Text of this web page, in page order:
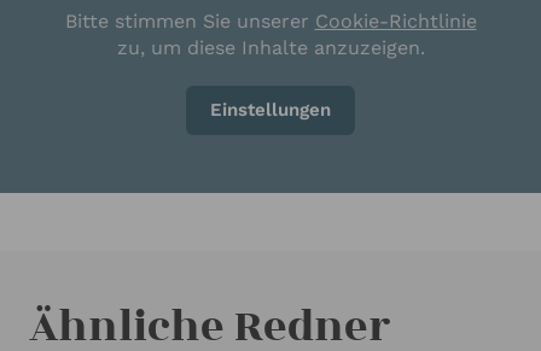
Bitte stimmen Sie unserer Cookie-Richtlinie
zu, um diese Inhalte anzuzeigen.
Einstellungen
Ähnliche Redner